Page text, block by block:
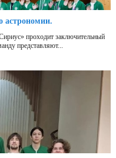
астрономии.
проходит заключительный
представляют...